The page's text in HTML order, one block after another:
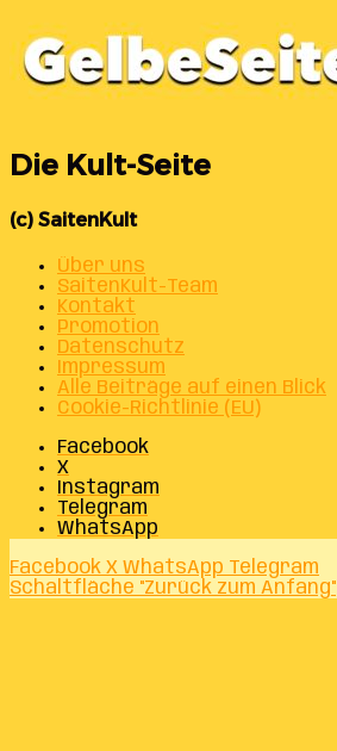
Die Kult-Seite
(c) SaitenKult
Über uns
SaitenKult-Team
Kontakt
Promotion
Datenschutz
Impressum
Alle Beiträge auf einen Blick
Cookie-Richtlinie (EU)
Facebook
X
Instagram
Telegram
WhatsApp
Facebook X WhatsApp Telegram
Schaltfläche "Zurück zum Anfang"